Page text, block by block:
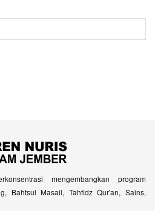
mengembangkan program
Bahtsul Masail, Tahfidz Qur'an, Sains,